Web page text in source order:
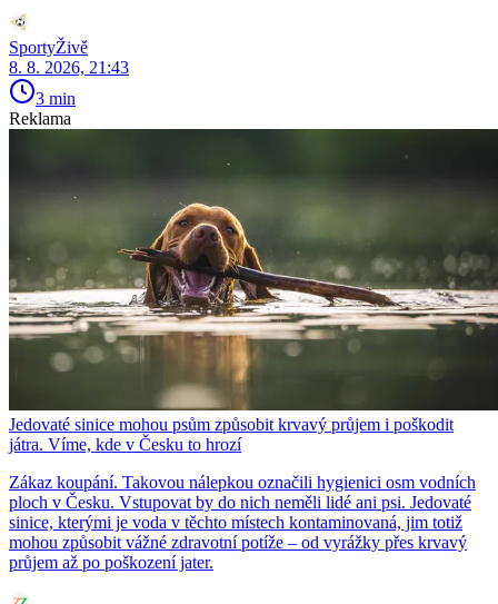
SportyŽivě
8. 8. 2026, 21:43
3 min
Reklama
Jedovaté sinice mohou psům způsobit krvavý průjem i poškodit
játra. Víme, kde v Česku to hrozí
Zákaz koupání. Takovou nálepkou označili hygienici osm vodních
ploch v Česku. Vstupovat by do nich neměli lidé ani psi. Jedovaté
sinice, kterými je voda v těchto místech kontaminovaná, jim totiž
mohou způsobit vážné zdravotní potíže – od vyrážky přes krvavý
průjem až po poškození jater.